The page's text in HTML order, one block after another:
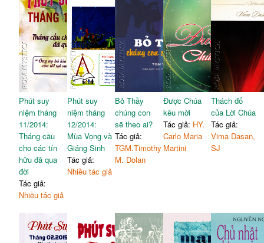
Phút suy
niệm tháng
11/2014:
Tháng cầu
cho các tín
hữu đã qua
đời
Tác giả:
Nhiều tác giả
Phút suy
niệm tháng
12/2014:
Mùa Vọng và
Giáng Sinh
Tác giả:
Nhiều tác giả
Bỏ Thầy
chúng con
sẽ theo ai?
Tác giả:
TGM.Timothy
M. Dolan
Được Chúa
kêu mời
Tác giả: HY.
Carlo Maria
Martini
Thách đố
của Lời Chúa
Tác giả:
Vima Dasan,
SJ